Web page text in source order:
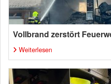
Vollbrand zerstört
Weiterlesen